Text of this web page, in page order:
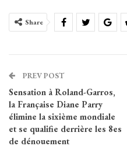
Share
PREV POST
Sensation à Roland-Garros,
la Française Diane Parry
élimine la sixième mondiale
et se qualifie derrière les 8es
de dénouement